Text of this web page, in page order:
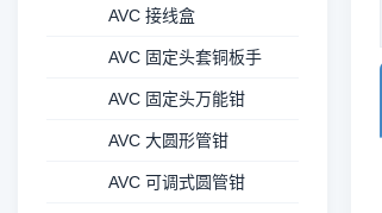
AVC 接线盒
AVC 固定头套铜板手
AVC 固定头万能钳
AVC 大圆形管钳
AVC 可调式圆管钳